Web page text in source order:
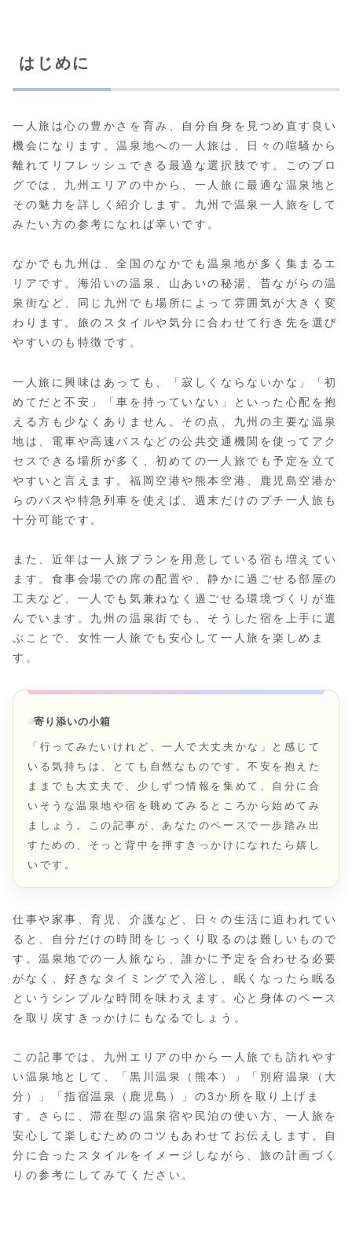
はじめに
一人旅は心の豊かさを育み、自分自身を見つめ直す良い
機会になります。温泉地への一人旅は、日々の喧騒から
離れてリフレッシュできる最適な選択肢です。このブロ
グでは、九州エリアの中から、一人旅に最適な温泉地と
その魅力を詳しく紹介します。九州で温泉一人旅をして
みたい方の参考になれば幸いです。
なかでも九州は、全国のなかでも温泉地が多く集まるエ
リアです。海沿いの温泉、山あいの秘湯、昔ながらの温
泉街など、同じ九州でも場所によって雰囲気が大きく変
わります。旅のスタイルや気分に合わせて行き先を選び
やすいのも特徴です。
一人旅に興味はあっても、「寂しくならないかな」「初
めてだと不安」「車を持っていない」といった心配を抱
える方も少なくありません。その点、九州の主要な温泉
地は、電車や高速バスなどの公共交通機関を使ってアク
セスできる場所が多く、初めての一人旅でも予定を立て
やすいと言えます。福岡空港や熊本空港、鹿児島空港か
らのバスや特急列車を使えば、週末だけのプチ一人旅も
十分可能です。
また、近年は一人旅プランを用意している宿も増えてい
ます。食事会場での席の配置や、静かに過ごせる部屋の
工夫など、一人でも気兼ねなく過ごせる環境づくりが進
んでいます。九州の温泉街でも、そうした宿を上手に選
ぶことで、女性一人旅でも安心して一人旅を楽しめま
す。
寄り添いの小箱
「行ってみたいけれど、一人で大丈夫かな」と感じて
いる気持ちは、とても自然なものです。不安を抱えた
ままでも大丈夫で、少しずつ情報を集めて、自分に合
いそうな温泉地や宿を眺めてみるところから始めてみ
ましょう。この記事が、あなたのペースで一歩踏み出
すための、そっと背中を押すきっかけになれたら嬉し
いです。
仕事や家事、育児、介護など、日々の生活に追われてい
ると、自分だけの時間をじっくり取るのは難しいもので
す。温泉地での一人旅なら、誰かに予定を合わせる必要
がなく、好きなタイミングで入浴し、眠くなったら眠る
というシンプルな時間を味わえます。心と身体のペース
を取り戻すきっかけにもなるでしょう。
この記事では、九州エリアの中から一人旅でも訪れやす
い温泉地として、「黒川温泉（熊本）」「別府温泉（大
分）」「指宿温泉（鹿児島）」の3か所を取り上げま
す。さらに、滞在型の温泉宿や民泊の使い方、一人旅を
安心して楽しむためのコツもあわせてお伝えします。自
分に合ったスタイルをイメージしながら、旅の計画づく
りの参考にしてみてください。